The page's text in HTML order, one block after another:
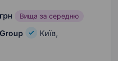
Вища за середню
Київ,